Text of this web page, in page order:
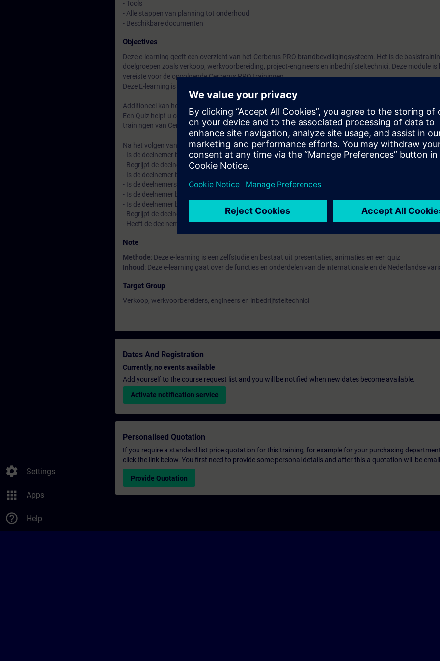
settings Settings
apps Apps
help_outline Help
- Tools
- Alle stappen van planning tot onderhoud
- Beschikbare documenten
Objectives
Deze e-learning geeft een overzicht van het Cerberus PRO brandbeveiligingsysteem. Het is de
doelgroepen zoals verkoop, werkvoorbereiding, project-engineers en inbedrijfsteltechnici. Deze module is
vereiste voor de opvolgende Cerberus PRO trainingen.
Deze E-learning is op te starten op het solution partner extranet of bij het boeken van de cursus Cerberus
Additioneel kan het ook gebruikt worden om een snel overzicht te geven over Cerberus PRO producten
Een Quiz helpt u om te kunnen beslissen of u de e-learning opnieuw moet volgen of dat u gereed bent om
trainingen van Cerberus PRO te kunnen volgen.
Na het volgen van de e-learning:
- Is de deelnemer bekend met de toepassingen van Cerberus PRO
- Begrijpt de deelnemer de verschillende systeem-architectuur (stand-alone en netwerk varianten)
- Is de deelnemer bekend met de Nederlandse brandmeldcentrale varianten en hun eigenschappen
- Is de deelnemers bekend met het C-WEB deelnemers en hun eigenschappen
- Is de deelnemer bekend met het C-NET periferie en hun hoofdfuncties
- Is de deelnemer bekend met de beschikbare tools
- Begrijpt de deelnemer de stappen van planning tot onderhoud
- Heeft de deelnemer een positief resultaat behaald voor de quiz
Note
Methode: Deze e-learning is een zelfstudie en bestaat uit presentaties, animaties en een quiz
Inhoud : Deze e-learning gaat over de functies en onderdelen van de internationale en de Nederlandse
Target Group
Verkoop, werkvoorbereiders, engineers en inbedrijfsteltechnici
Dates And Registration
Currently, no events available
Add yourself to the course request list and you will be notified when new dates become available.
Activate notification service
Personalised Quotation
If you require a standard list price quotation for this training, for example for your purchasing
click the link below. You first need to provide some personal details and after this a quotation will be
Provide Quotation